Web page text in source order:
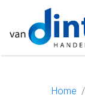
Home